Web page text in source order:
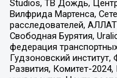
Studios, ТВ Дождь,
Вилфрида Мартенса,
расследователей,
Свободная Бурятия,
федерация
Гудзоновский
Развития, Комитет-